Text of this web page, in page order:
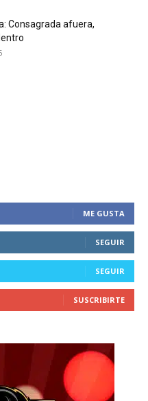
las
in your email.
Consagrada afuera,
ME GUSTA
SEGUIR
SEGUIR
SUSCRIBIRTE